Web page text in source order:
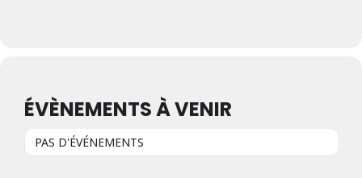
ÉVÈNEMENTS À VENIR
PAS D'ÉVÉNEMENTS